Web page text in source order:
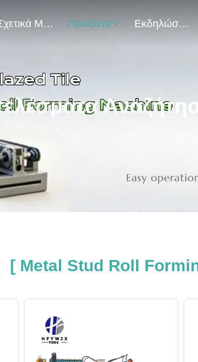
Σχετικά Με Εμάς Προϊόντα Εκδηλώσεις
[ Metal Stud Roll